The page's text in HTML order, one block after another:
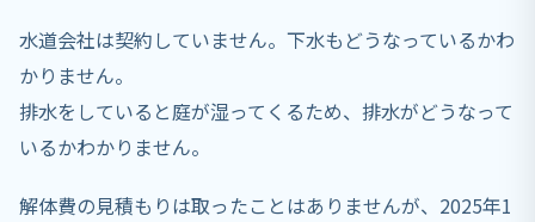
水道会社は契約していません。下水もどうなっているかわ
かりません。
排水をしていると庭が湿ってくるため、排水がどうなって
いるかわかりません。
解体費の見積もりは取ったことはありませんが、2025年1